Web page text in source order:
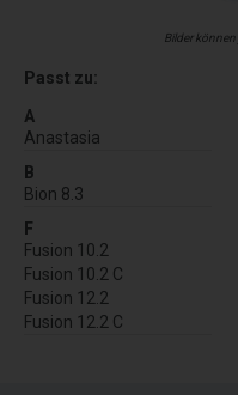
Bilder
Passt zu:
A
Anastasia
B
Bion 8.3
F
Fusion 10.2
Fusion 10.2 C
Fusion 12.2
Fusion 12.2 C